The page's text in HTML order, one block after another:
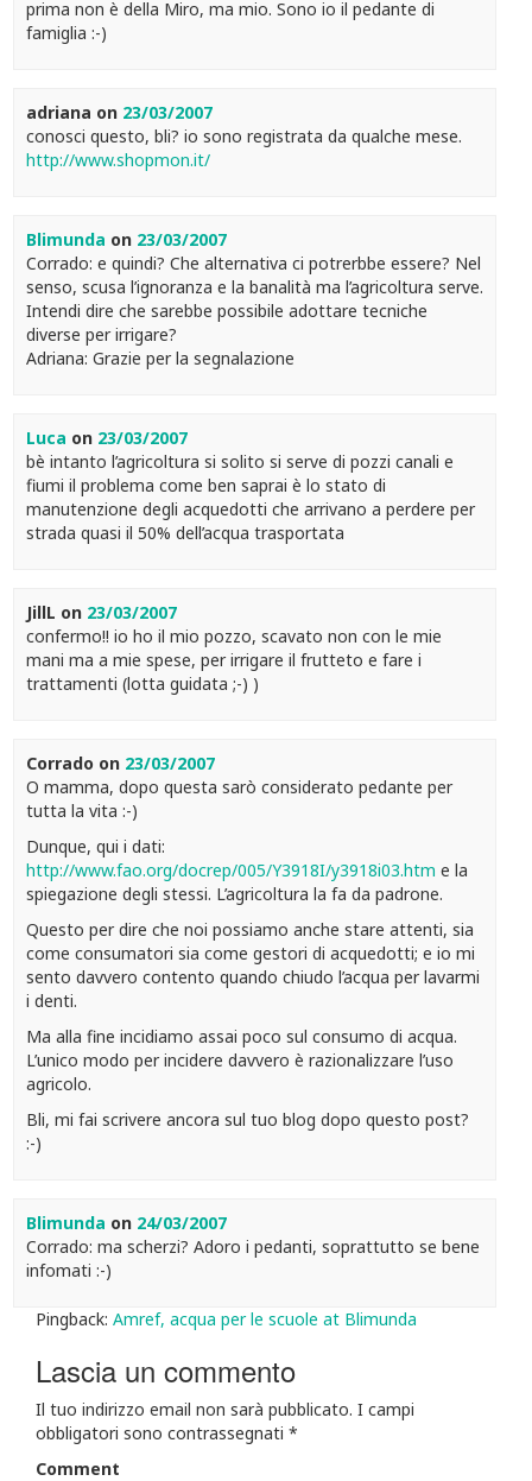
prima non è della Miro, ma mio. Sono io il pedante di
famiglia :-)
adriana on 23/03/2007
conosci questo, bli? io sono registrata da qualche mese.
http://www.shopmon.it/
Blimunda on 23/03/2007
Corrado: e quindi? Che alternativa ci potrerbbe essere? Nel
senso, scusa l’ignoranza e la banalità ma l’agricoltura serve.
Intendi dire che sarebbe possibile adottare tecniche
diverse per irrigare?
Adriana: Grazie per la segnalazione
Luca on 23/03/2007
bè intanto l’agricoltura si solito si serve di pozzi canali e
fiumi il problema come ben saprai è lo stato di
manutenzione degli acquedotti che arrivano a perdere per
strada quasi il 50% dell’acqua trasportata
JillL on 23/03/2007
confermo!! io ho il mio pozzo, scavato non con le mie
mani ma a mie spese, per irrigare il frutteto e fare i
trattamenti (lotta guidata ;-) )
Corrado on 23/03/2007
O mamma, dopo questa sarò considerato pedante per
tutta la vita :-)
Dunque, qui i dati:
http://www.fao.org/docrep/005/Y3918I/y3918i03.htm e la
spiegazione degli stessi. L’agricoltura la fa da padrone.
Questo per dire che noi possiamo anche stare attenti, sia
come consumatori sia come gestori di acquedotti; e io mi
sento davvero contento quando chiudo l’acqua per lavarmi
i denti.
Ma alla fine incidiamo assai poco sul consumo di acqua.
L’unico modo per incidere davvero è razionalizzare l’uso
agricolo.
Bli, mi fai scrivere ancora sul tuo blog dopo questo post?
:-)
Blimunda on 24/03/2007
Corrado: ma scherzi? Adoro i pedanti, soprattutto se bene
infomati :-)
Pingback: Amref, acqua per le scuole at Blimunda
Lascia un commento
Il tuo indirizzo email non sarà pubblicato. I campi
obbligatori sono contrassegnati *
Comment